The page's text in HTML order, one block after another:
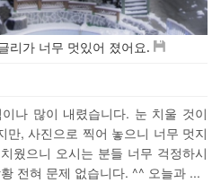
리가 너무 멋있어 졌어요.
나 많이 내렸습니다. 눈 치울 것이
만, 사진으로 찍어 놓으니 너무 멋지
웠으니 오시는 분들 너무 걱정하시
전혀 문제 없습니다. ^^ 오늘과 ...